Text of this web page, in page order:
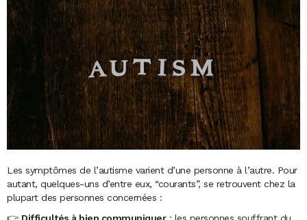
Les symptômes de l’autisme varient d’une personne à l’autre. Pour
autant, quelques-uns d’entre eux, “courants”, se retrouvent chez la
plupart des personnes concernées :